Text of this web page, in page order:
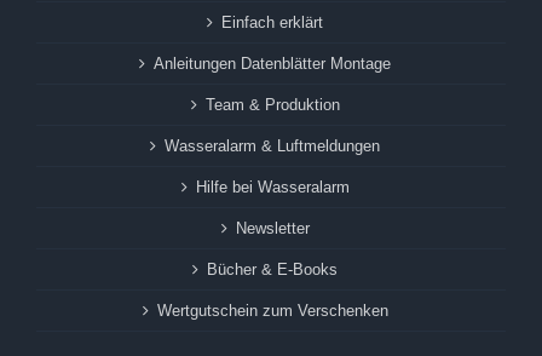
Einfach erklärt
Anleitungen Datenblätter Montage
Team & Produktion
Wasseralarm & Luftmeldungen
Hilfe bei Wasseralarm
Newsletter
Bücher & E-Books
Wertgutschein zum Verschenken